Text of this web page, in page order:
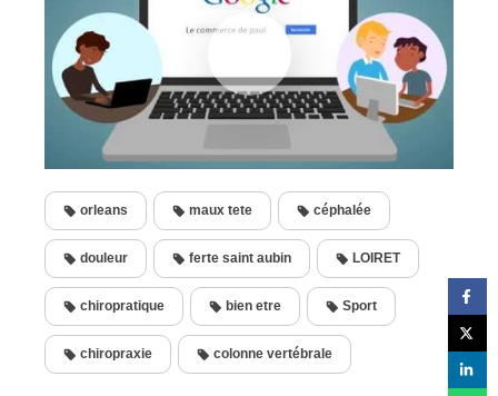
orleans maux tete céphalée
douleur ferte saint aubin LOIRET
chiropratique bien etre Sport
chiropraxie colonne vertébrale